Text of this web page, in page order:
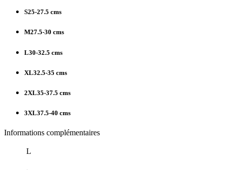
S25-27.5 cms
M27.5-30 cms
L30-32.5 cms
XL32.5-35 cms
2XL35-37.5 cms
3XL37.5-40 cms
Informations complémentaires
L